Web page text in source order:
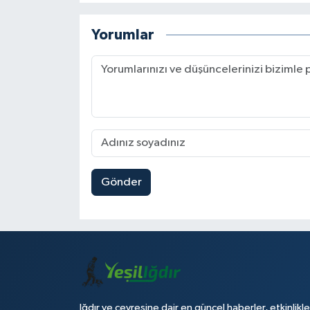
Yorumlar
Gönder
Iğdır ve çevresine dair en güncel haberler,